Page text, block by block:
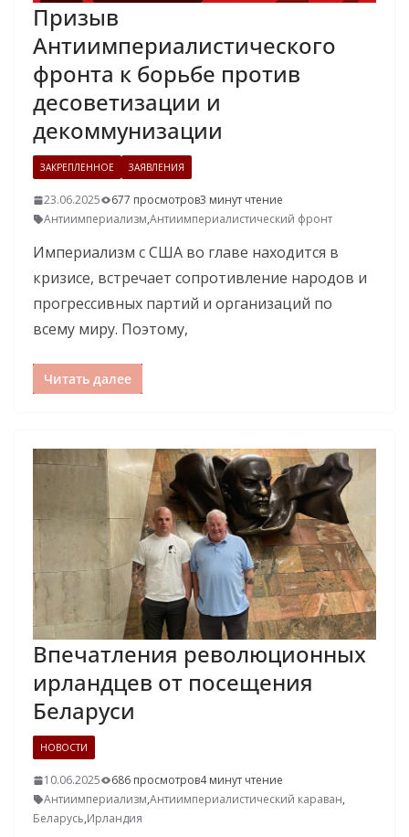
Призыв
Антиимпериалистического
фронта к борьбе против
десоветизации и
декоммунизации
ЗАКРЕПЛЕННОЕ ЗАЯВЛЕНИЯ
23.06.2025 677 просмотров3 минут чтение
Антиимпериализм,Антиимпериалистический фронт
Империализм с США во главе находится в
кризисе, встречает сопротивление народов и
прогрессивных партий и организаций по
всему миру. Поэтому,
Читать далее
Впечатления революционных
ирландцев от посещения
Беларуси
НОВОСТИ
10.06.2025 686 просмотров4 минут чтение
Антиимпериализм,Антиимпериалистический караван,
Беларусь,Ирландия